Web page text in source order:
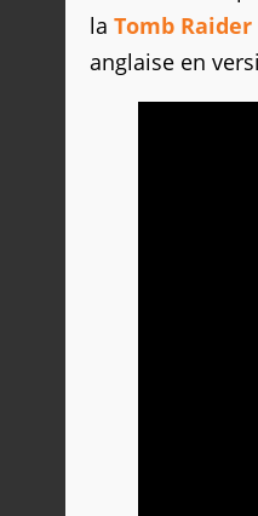
la Tomb
anglaise en